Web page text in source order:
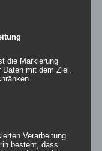
die Markierung
mit dem Ziel,
Verarbeitung
besteht, dass